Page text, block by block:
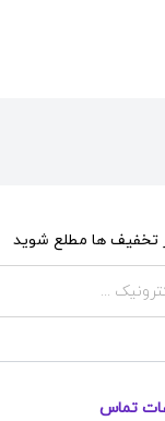
تخفیف ها مطلع شوید
تماس